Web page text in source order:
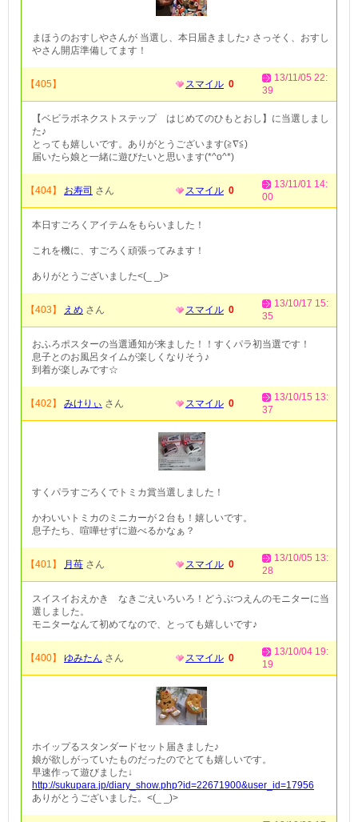
まほうのおすしやさんが 当選し、本日届きました♪ さっそく、おすし
やさん開店準備してます！
【405】 スマイル 0
13/11/05 22:
39
【ベビラボネクストステップ はじめてのひもとおし】に当選しまし
た♪
とっても嬉しいです。ありがとうございます(≧∇≦)
届いたら娘と一緒に遊びたいと思います(*^o^*)
【404】 お寿司 さん スマイル 0
13/11/01 14:
00
本日すごろくアイテムをもらいました！
これを機に、すごろく頑張ってみます！
ありがとうございました<(_ _)>
【403】 えめ さん スマイル 0
13/10/17 15:
35
おふろポスターの当選通知が来ました！！すくパラ初当選です！
息子とのお風呂タイムが楽しくなりそう♪
到着が楽しみです☆
【402】 みけりぃ さん スマイル 0
13/10/15 13:
37
すくパラすごろくでトミカ賞当選しました！
かわいいトミカのミニカーが２台も！嬉しいです。
息子たち、喧嘩せずに遊べるかなぁ？
【401】 月苺 さん スマイル 0
13/10/05 13:
28
スイスイおえかき なきごえいろいろ！どうぶつえんのモニターに当
選しました。
モニターなんて初めてなので、とっても嬉しいです♪
【400】 ゆみたん さん スマイル 0
13/10/04 19:
19
ホイップるスタンダードセット届きました♪
娘が欲しがっていたものだったのでとても嬉しいです。
早速作って遊びました↓
http://sukupara.jp/diary_show.php?id=22671900&user_id=17956
ありがとうございました。<(_ _)>